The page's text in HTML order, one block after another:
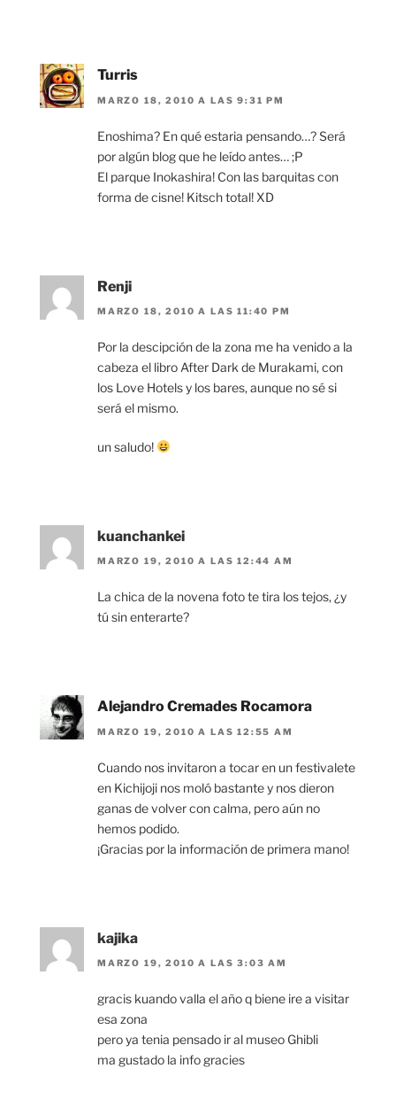
Turris
MARZO 18, 2010 A LAS 9:31 PM
Enoshima? En qué estaria pensando…? Será
por algún blog que he leído antes… ;P
El parque Inokashira! Con las barquitas con
forma de cisne! Kitsch total! XD
Renji
MARZO 18, 2010 A LAS 11:40 PM
Por la descipción de la zona me ha venido a la
cabeza el libro After Dark de Murakami, con
los Love Hotels y los bares, aunque no sé si
será el mismo.
un saludo!
kuanchankei
MARZO 19, 2010 A LAS 12:44 AM
La chica de la novena foto te tira los tejos, ¿y
tú sin enterarte?
Alejandro Cremades Rocamora
MARZO 19, 2010 A LAS 12:55 AM
Cuando nos invitaron a tocar en un festivalete
en Kichijoji nos moló bastante y nos dieron
ganas de volver con calma, pero aún no
hemos podido.
¡Gracias por la información de primera mano!
kajika
MARZO 19, 2010 A LAS 3:03 AM
gracis kuando valla el año q biene ire a visitar
esa zona
pero ya tenia pensado ir al museo Ghibli
ma gustado la info gracies